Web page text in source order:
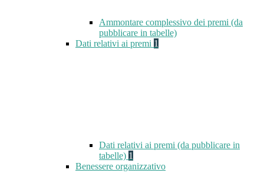
Ammontare complessivo dei premi (da
pubblicare in tabelle)
Dati relativi ai premi 1
Dati relativi ai premi (da pubblicare in
tabelle) 1
Benessere organizzativo